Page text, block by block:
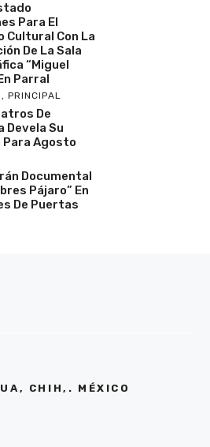
Para El
Cultural Con La
De La Sala
“Miguel
Parral
, PRINCIPAL
De
Devela Su
Agosto
Documental
Pájaro” En
De Puertas
CHIH,. MÉXICO